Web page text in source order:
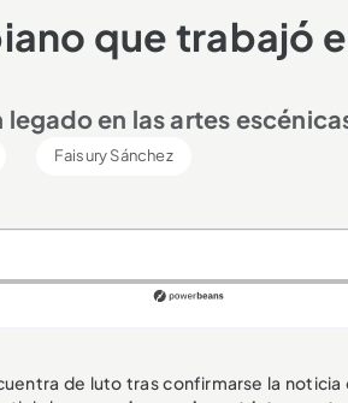
que trabajó
en las artes
Faisury Sánchez
de luto tras confirmarse la noticia